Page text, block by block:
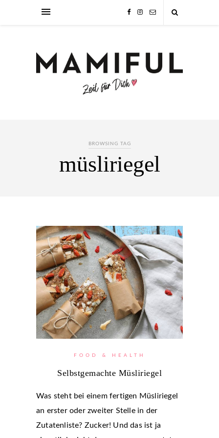
BROWSING TAG
müsliriegel
FOOD & HEALTH
Selbstgemachte Müsliriegel
Was steht bei einem fertigen Müsliriegel
an erster oder zweiter Stelle in der
Zutatenliste? Zucker! Und das ist ja